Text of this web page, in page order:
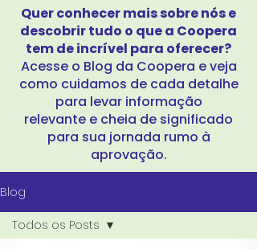
Quer conhecer mais sobre nós e
descobrir tudo o que a Coopera
tem de incrível para oferecer?
Acesse o Blog da Coopera e veja
como cuidamos de cada detalhe
para levar informação
relevante e cheia de significado
para sua jornada rumo à
aprovação.
Blog
Todos os Posts